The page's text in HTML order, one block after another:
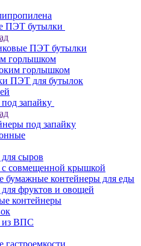
ПЭТ бутылки
ПЭТ бутылки
горлышком
горлышком
ПЭТ для бутылок
запайку
под запайку
сыров
совмещенной крышкой
бумажные контейнеры для еды
фруктов и овощей
контейнеры
из ВПС
гастроемкости